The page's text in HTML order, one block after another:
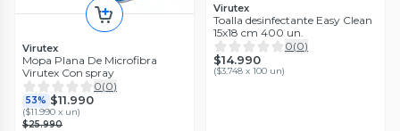
Virutex
Mopa Plana De Microfibra
Virutex Con spray
0(0)
53% $11.990
($11.990 x un)
$25.990
Virutex
Toalla desinfectante Easy Clean
15x18 cm 400 un.
0(0)
$14.990
($3.748 x 100 un)